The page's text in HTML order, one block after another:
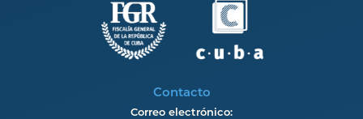
Contacto
Correo electrónico: